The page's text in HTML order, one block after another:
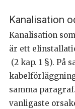
Kanalisation
Kanalisation
är ett
(2 kap. 1 §). På
samma
vanligaste